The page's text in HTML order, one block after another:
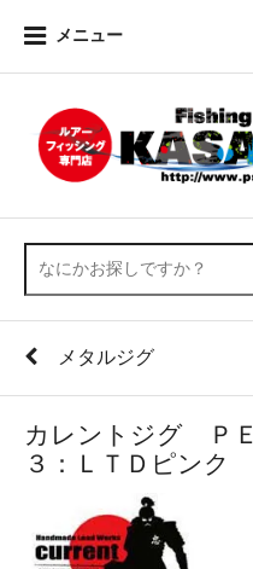
メニュー
メタルジグ
カレントジグ Ｐ
３：ＬＴＤピンク